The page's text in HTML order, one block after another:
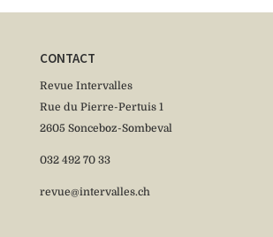
CONTACT
Revue Intervalles
Rue du Pierre-Pertuis 1
2605 Sonceboz-Sombeval
032 492 70 33
revue@intervalles.ch